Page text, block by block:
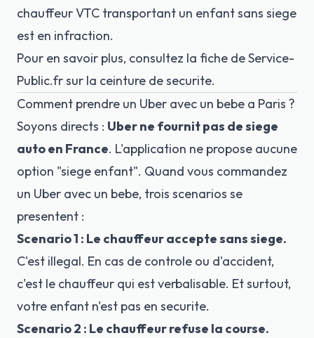
chauffeur VTC transportant un enfant sans siege
est en infraction.
Pour en savoir plus, consultez la fiche deService-
Public.fr sur la ceinture de securite.
Comment prendre un Uber avec un bebe a Paris ?
Soyons directs : Uber ne fournit pas de siege
auto en France. L'application ne propose aucune
option "siege enfant". Quand vous commandez
un Uber avec un bebe, trois scenarios se
presentent :
Scenario 1 : Le chauffeur accepte sans siege.
C'est illegal. En cas de controle ou d'accident,
c'est le chauffeur qui est verbalisable. Et surtout,
votre enfant n'est pas en securite.
Scenario 2 : Le chauffeur refuse la course.